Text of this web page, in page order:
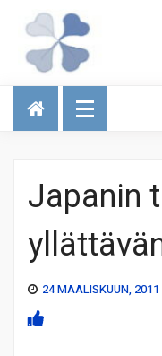
Talous
Japanin
24 MAALISKUUN, 2011